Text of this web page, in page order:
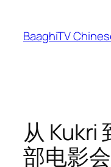
content
BaaghiTV
从 Kukri
部电影